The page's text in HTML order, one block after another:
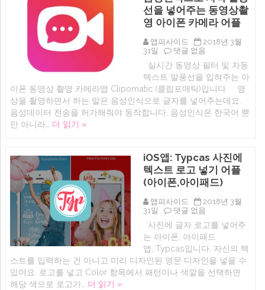
위
한
색
공
부
(아
이
폰,
아
이
패
슬
지
원
컬
링
어
선을 넣어주는 동영상촬
영 아이폰 카메라 어플
앱피사이드
2018년 3월
31일
iOS
Clipomatic:
자
동
음
성
인
막
말
풍
선
넣
어
는
동
영
상
촬
영
댓글 없음
실시간 동영상 필터 및 자동
텍스트 말풍선을 입혀주는 아
이폰 동영상 촬영 카메라앱 Clipomatic (클립포매틱)입니다. 영
상을 촬영하면서 하는 말은 음성인식으로 글자를 넣어주는데요.
음성데이터 전송을 허가해줘야 동작합니다. 음성인식은 한국어 뿐
만 아니라… 더 읽기 »
iOS앱: Typcas 사진에
텍스트 로고 넣기 어플
(아이폰,아이패드)
앱피사이드
2018년 3월
31일
iOS
Typcas
사
진
에
텍
스
댓글 없음
사진에 글자 로고를 넣어주
는 아이폰, 아이패드
앱, Typcas입니다. 자신의 텍
스트를 입력하는 건 아니고 미리 디자인된 영문 디자인을 넣을 수
있어요. 로고를 넣고 Color 항목에서 패턴이나 색깔을 선택하면
해당 색으로 로고가… 더 읽기 »